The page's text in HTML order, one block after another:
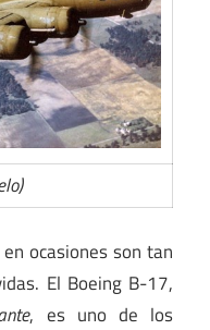
ocasiones son tan
El Boeing B-17,
, es uno de los